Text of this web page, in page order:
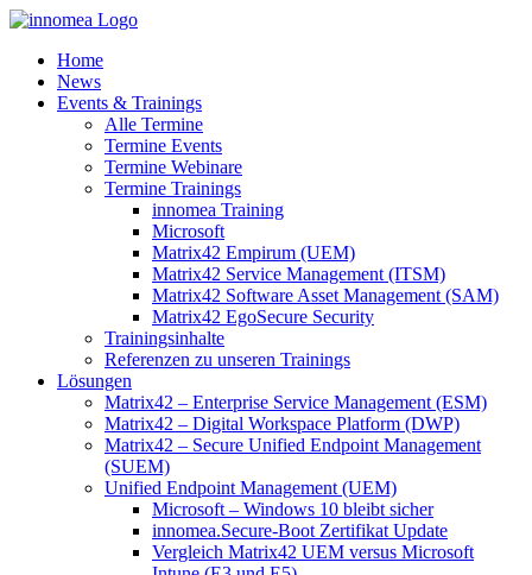
Zum
springenHome
News
Events & Trainings
Alle Termine
Termine Events
Termine Webinare
Termine Trainings
innomea Training
Microsoft
Matrix42 Empirum (UEM)
Matrix42 Service Management (ITSM)
Matrix42 Software Asset Management (SAM)
Matrix42 EgoSecure Security
Trainingsinhalte
Referenzen zu unseren Trainings
Lösungen
Matrix42 – Enterprise Service Management (ESM)
Matrix42 – Digital Workspace Platform (DWP)
Matrix42 – Secure Unified Endpoint Management
(SUEM)
Unified Endpoint Management (UEM)
Microsoft – Windows 10 bleibt sicher
innomea.Secure-Boot Zertifikat Update
Vergleich Matrix42 UEM versus Microsoft